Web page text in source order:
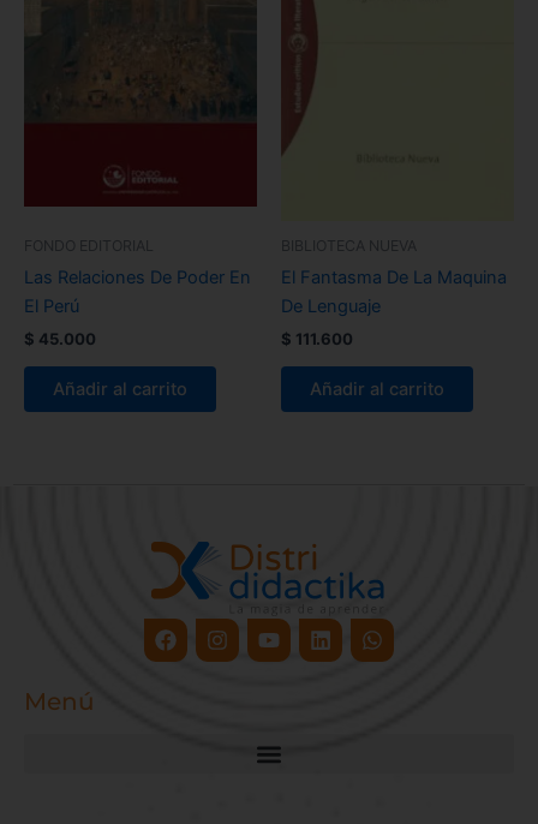
FONDO EDITORIAL
Las Relaciones De Poder En
El Perú
$ 45.000
Añadir al carrito
BIBLIOTECA NUEVA
El Fantasma De La Maquina
De Lenguaje
$ 111.600
Añadir al carrito
FacebookInstagram
YoutubeLinkedinWhatsapp
Menú